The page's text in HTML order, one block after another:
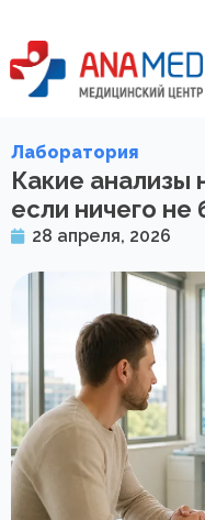
Лаборатория
Какие анализы
если ничего не
28 апреля, 2026